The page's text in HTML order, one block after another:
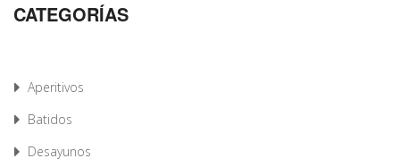
CATEGORÍAS
Aperitivos
Batidos
Desayunos